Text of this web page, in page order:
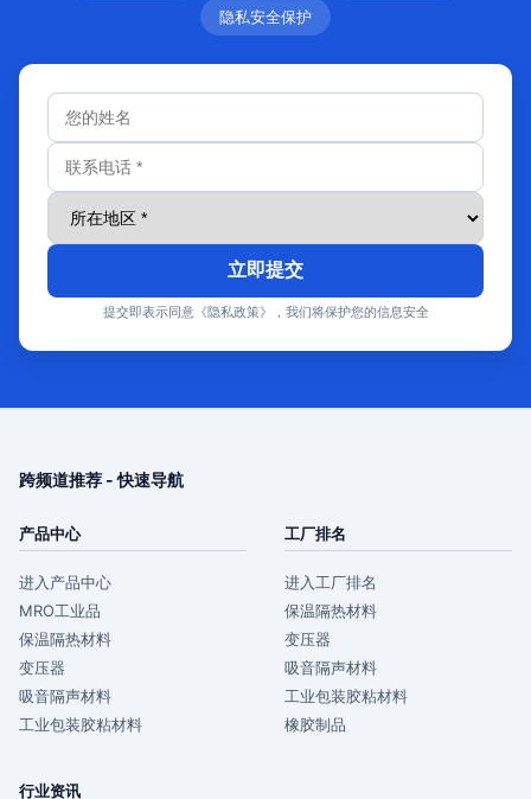
隐私安全保护
立即提交
提交即表示同意《隐私政策》，我们将保护您的信息安全
跨频道推荐 - 快速导航
产品中心
进入产品中心
MRO工业品
保温隔热材料
变压器
吸音隔声材料
工业包装胶粘材料
工厂排名
进入工厂排名
保温隔热材料
变压器
吸音隔声材料
工业包装胶粘材料
橡胶制品
行业资讯